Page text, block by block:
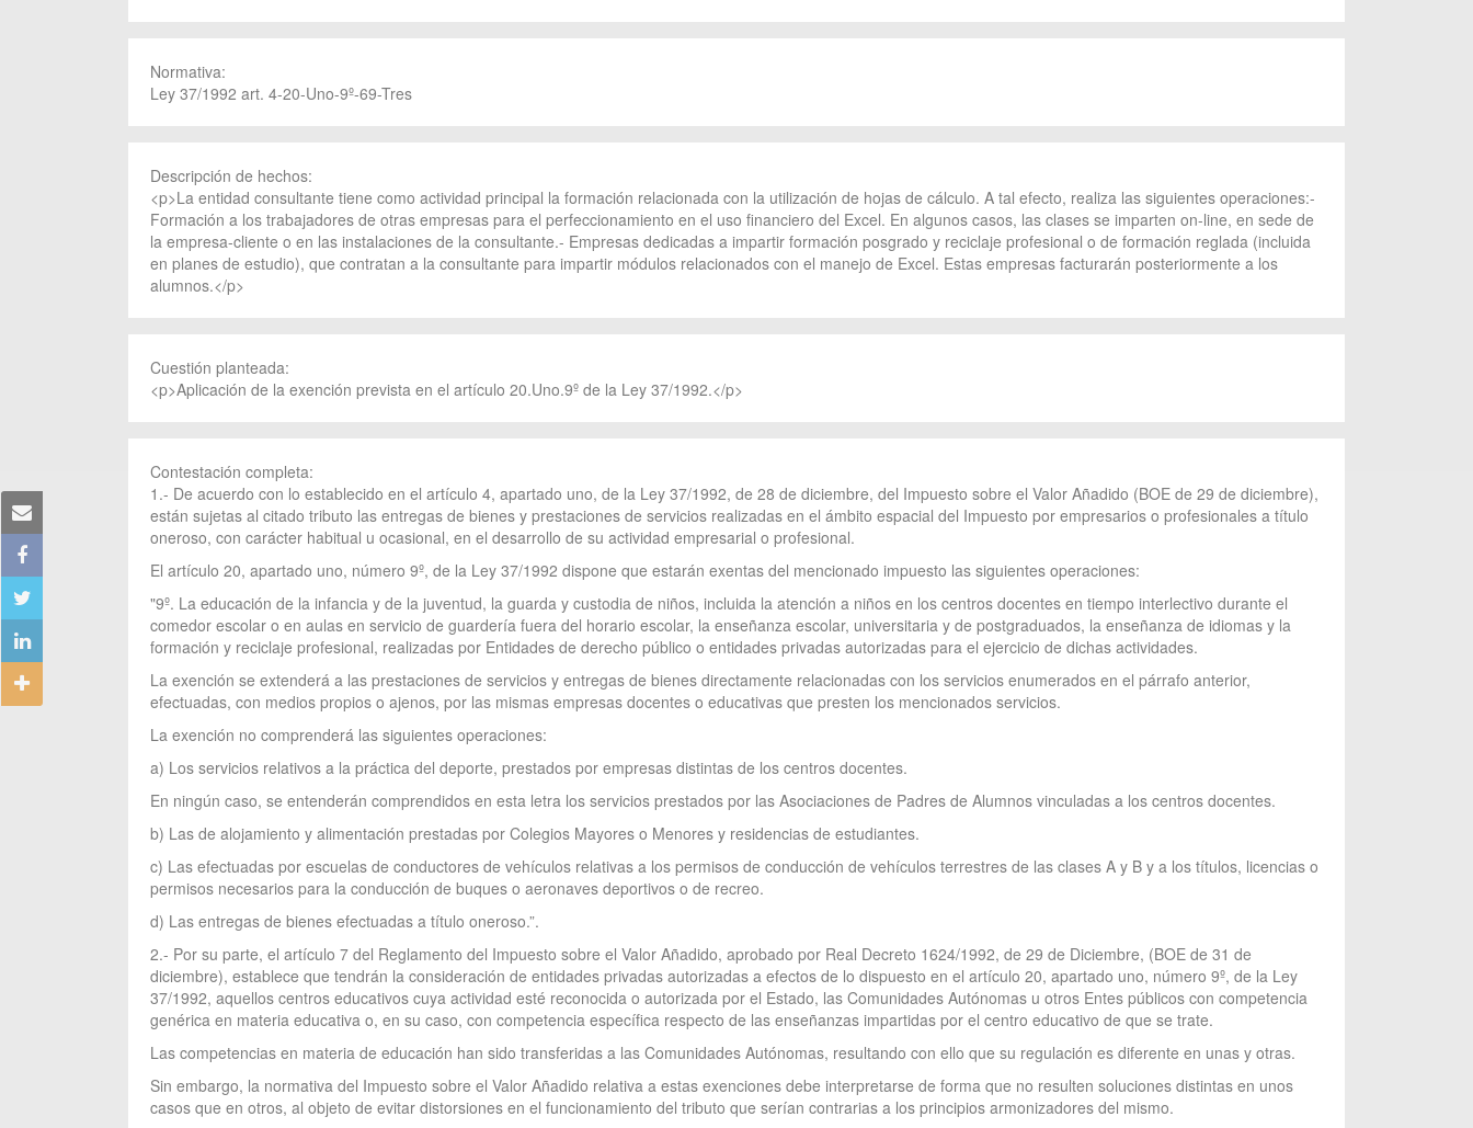
Normativa:
Ley 37/1992 art. 4-20-Uno-9º-69-Tres
Descripción de hechos:
<p>La entidad consultante tiene como actividad principal la formación relacionada con la utilización de hojas de cálculo. A tal efecto, realiza las siguientes operaciones:-
Formación a los trabajadores de otras empresas para el perfeccionamiento en el uso financiero del Excel. En algunos casos, las clases se imparten on-line, en sede de
la empresa-cliente o en las instalaciones de la consultante.- Empresas dedicadas a impartir formación posgrado y reciclaje profesional o de formación reglada (incluida
en planes de estudio), que contratan a la consultante para impartir módulos relacionados con el manejo de Excel. Estas empresas facturarán posteriormente a los
alumnos.</p>
Cuestión planteada:
<p>Aplicación de la exención prevista en el artículo 20.Uno.9º de la Ley 37/1992.</p>
Contestación completa:
1.- De acuerdo con lo establecido en el artículo 4, apartado uno, de la Ley 37/1992, de 28 de diciembre, del Impuesto sobre el Valor Añadido (BOE de 29 de diciembre),
están sujetas al citado tributo las entregas de bienes y prestaciones de servicios realizadas en el ámbito espacial del Impuesto por empresarios o profesionales a título
oneroso, con carácter habitual u ocasional, en el desarrollo de su actividad empresarial o profesional.
El artículo 20, apartado uno, número 9º, de la Ley 37/1992 dispone que estarán exentas del mencionado impuesto las siguientes operaciones:
"9º. La educación de la infancia y de la juventud, la guarda y custodia de niños, incluida la atención a niños en los centros docentes en tiempo interlectivo durante el
comedor escolar o en aulas en servicio de guardería fuera del horario escolar, la enseñanza escolar, universitaria y de postgraduados, la enseñanza de idiomas y la
formación y reciclaje profesional, realizadas por Entidades de derecho público o entidades privadas autorizadas para el ejercicio de dichas actividades.
La exención se extenderá a las prestaciones de servicios y entregas de bienes directamente relacionadas con los servicios enumerados en el párrafo anterior,
efectuadas, con medios propios o ajenos, por las mismas empresas docentes o educativas que presten los mencionados servicios.
La exención no comprenderá las siguientes operaciones:
a) Los servicios relativos a la práctica del deporte, prestados por empresas distintas de los centros docentes.
En ningún caso, se entenderán comprendidos en esta letra los servicios prestados por las Asociaciones de Padres de Alumnos vinculadas a los centros docentes.
b) Las de alojamiento y alimentación prestadas por Colegios Mayores o Menores y residencias de estudiantes.
c) Las efectuadas por escuelas de conductores de vehículos relativas a los permisos de conducción de vehículos terrestres de las clases A y B y a los títulos, licencias o
permisos necesarios para la conducción de buques o aeronaves deportivos o de recreo.
d) Las entregas de bienes efectuadas a título oneroso.”.
2.- Por su parte, el artículo 7 del Reglamento del Impuesto sobre el Valor Añadido, aprobado por Real Decreto 1624/1992, de 29 de Diciembre, (BOE de 31 de
diciembre), establece que tendrán la consideración de entidades privadas autorizadas a efectos de lo dispuesto en el artículo 20, apartado uno, número 9º, de la Ley
37/1992, aquellos centros educativos cuya actividad esté reconocida o autorizada por el Estado, las Comunidades Autónomas u otros Entes públicos con competencia
genérica en materia educativa o, en su caso, con competencia específica respecto de las enseñanzas impartidas por el centro educativo de que se trate.
Las competencias en materia de educación han sido transferidas a las Comunidades Autónomas, resultando con ello que su regulación es diferente en unas y otras.
Sin embargo, la normativa del Impuesto sobre el Valor Añadido relativa a estas exenciones debe interpretarse de forma que no resulten soluciones distintas en unos
casos que en otros, al objeto de evitar distorsiones en el funcionamiento del tributo que serían contrarias a los principios armonizadores del mismo.